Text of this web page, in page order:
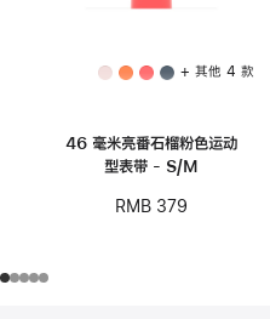
+ 其他 4 款
46 毫米亮番石榴粉色运动
型表带 - S/M
RMB 379